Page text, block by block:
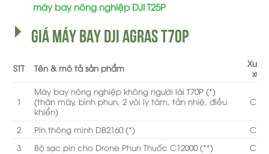
máy bay nông nghiệp DJI T25P
GIÁ MÁY BAY DJI AGRAS T70P
STT Tên & mô tả sản phẩm
Xuất
xứ
1
Máy bay nông nghiệp không người lái T70P (*)
(thân máy, bình phun, 2 vòi ly tâm, tản nhiệ, điều
khiển)
CN
2 Pin thông minh DB2160 (*)
CN
3
Bộ sạc pin cho Drone Phun Thuốc C12000 (**)
CN